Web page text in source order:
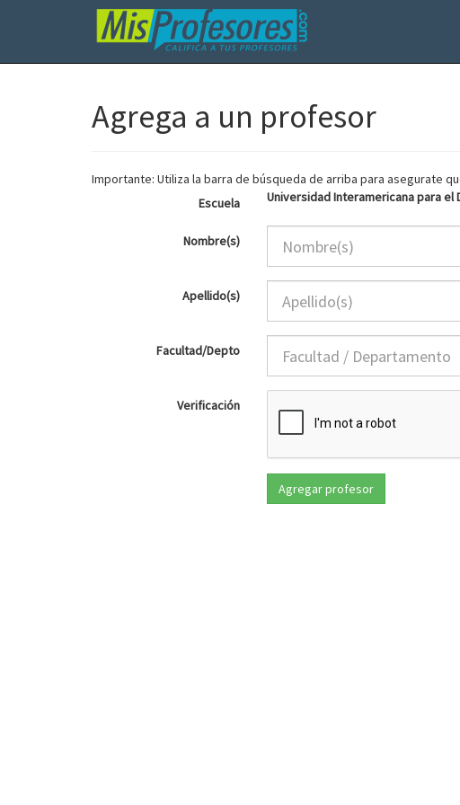
Agrega a un profesor
Importante: Utiliza la barra de búsqueda de arriba para asegurate
Escuela
Universidad Interamericana para el
Nombre(s)
Apellido(s)
Facultad/Depto
Verificación